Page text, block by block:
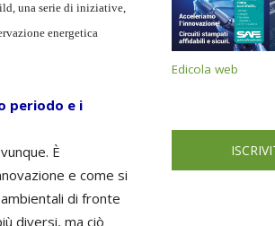
una serie di iniziative,
energetica
periodo e i
È
e come si
di fronte
diversi, ma ciò
Edicola web